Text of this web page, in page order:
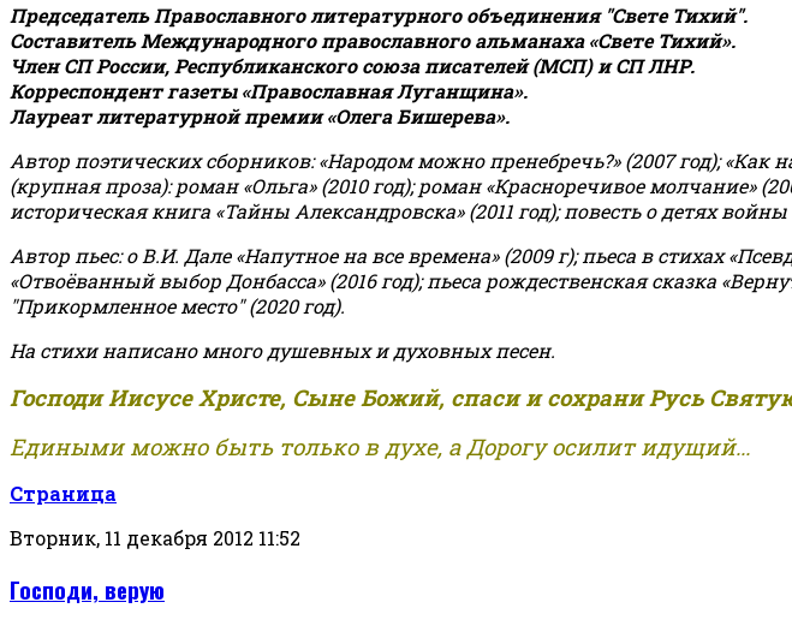
Председатель Православного литературного объединения "Свете Тихий".
Составитель Международного православного альманаха «Свете Тихий».
Член СП России, Республиканского союза писателей (МСП) и СП ЛНР.
Корреспондент газеты «Православная Луганщина».
Лауреат литературной премии «Олега Бишерева».
Автор поэтических сборников: «Народом можно пренебречь?» (2007 год); «Как
(крупная проза): роман «Ольга» (2010 год); роман «Красноречивое молчание»
историческая книга «Тайны Александровска» (2011 год); повесть о детях
Автор пьес: о В.И. Дале «Напутное на все времена» (2009 г); пьеса в стихах
«Отвоёванный выбор Донбасса» (2016 год); пьеса рождественская сказка
"Прикормленное место" (2020 год).
На стихи написано много душевных и духовных песен.
Господи Иисусе Христе, Сыне Божий, спаси и сохрани Русь
Едиными можно быть только в духе, а Дорогу осилит идущий...
Страница
Вторник, 11 декабря 2012 11:52
Господи, верую